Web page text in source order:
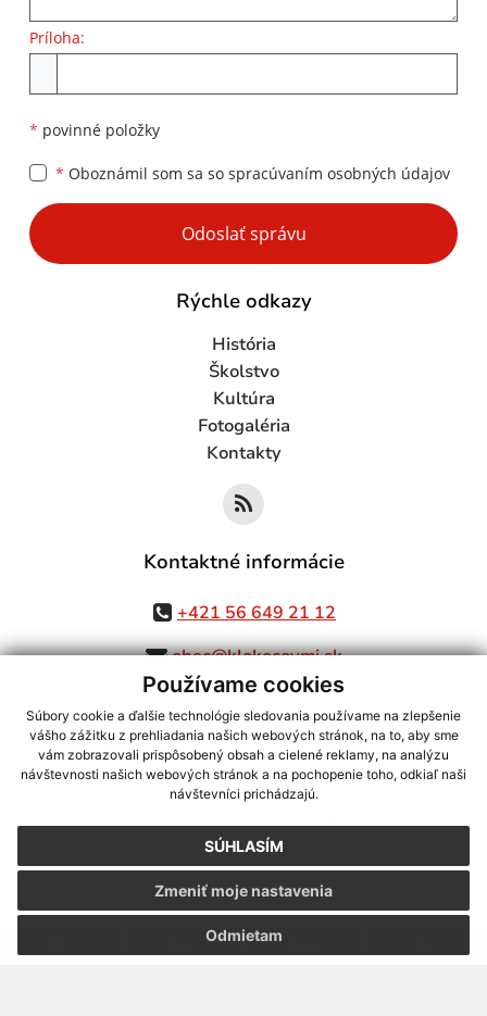
Používame cookies
Súbory cookie a ďalšie technológie sledovania používame na zlepšenie
vášho zážitku z prehliadania našich webových stránok, na to, aby sme
vám zobrazovali prispôsobený obsah a cielené reklamy, na analýzu
návštevnosti našich webových stránok a na pochopenie toho, odkiaľ naši
návštevníci prichádzajú.
SÚHLASÍM
Odmietam
Zmeniť moje nastavenia
Príloha:
* povinné položky
* Oboznámil som sa so spracúvaním osobných údajov
Google reCaptcha Response
Odoslať správu
Rýchle odkazy
História
Školstvo
Kultúra
Fotogaléria
Kontakty
Kontaktné informácie
+421 56 649 21 12
obec@klokocovmi.sk
využite možnosť získavania aktuálnych informácií s využitím RSS
CMS systém (redakčný) systém ECHELON 2,Mapa stránok,web portál
webex.digital, s.r.o.,domény,registrácia domény
Posledná aktualizácia:07.08.2026
Vytlačiť stránku|Vyhlásenie o prístupnosti